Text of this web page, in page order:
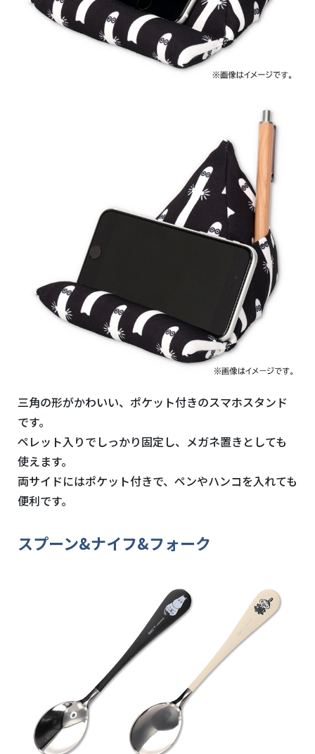
三角の形がかわいい、ポケット付きのスマホスタンド
です。
ペレット入りでしっかり固定し、メガネ置きとしても
使えます。
両サイドにはポケット付きで、ペンやハンコを入れても
便利です。
スプーン&ナイフ&フォーク